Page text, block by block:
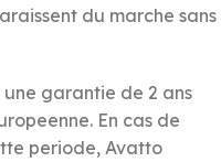
du marche sans
garantie de 2 ans
En cas de
periode, Avatto